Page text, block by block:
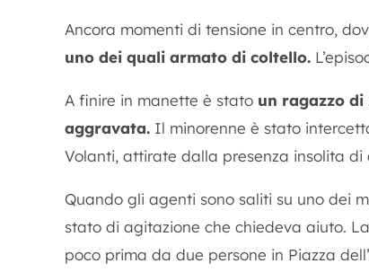
Ancora momenti di tensione in centro,
uno dei quali armato di coltello.
A finire in manette è stato un ragazzo di
aggravata. Il minorenne è stato
Volanti, attirate dalla presenza insolita
Quando gli agenti sono saliti su uno dei
stato di agitazione che chiedeva aiuto.
poco prima da due persone in Piazza